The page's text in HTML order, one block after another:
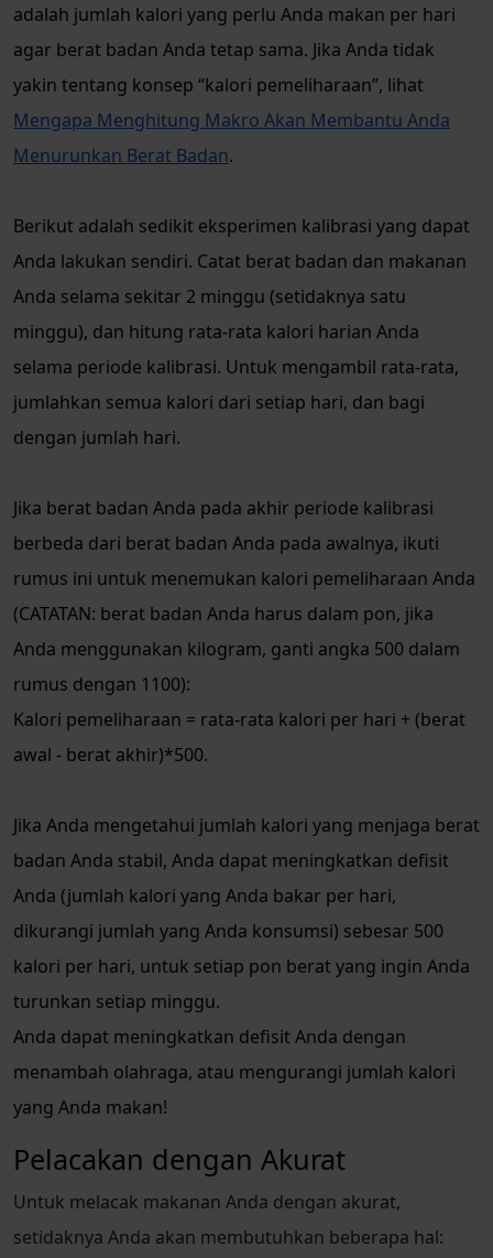
adalah jumlah kalori yang perlu Anda makan per hari
agar berat badan Anda tetap sama. Jika Anda tidak
yakin tentang konsep “kalori pemeliharaan”, lihat
Mengapa Menghitung Makro Akan Membantu Anda
Menurunkan Berat Badan.
Berikut adalah sedikit eksperimen kalibrasi yang dapat
Anda lakukan sendiri. Catat berat badan dan makanan
Anda selama sekitar 2 minggu (setidaknya satu
minggu), dan hitung rata-rata kalori harian Anda
selama periode kalibrasi. Untuk mengambil rata-rata,
jumlahkan semua kalori dari setiap hari, dan bagi
dengan jumlah hari.
Jika berat badan Anda pada akhir periode kalibrasi
berbeda dari berat badan Anda pada awalnya, ikuti
rumus ini untuk menemukan kalori pemeliharaan Anda
(CATATAN: berat badan Anda harus dalam pon, jika
Anda menggunakan kilogram, ganti angka 500 dalam
rumus dengan 1100):
Kalori pemeliharaan = rata-rata kalori per hari + (berat
awal - berat akhir)*500.
Jika Anda mengetahui jumlah kalori yang menjaga berat
badan Anda stabil, Anda dapat meningkatkan defisit
Anda (jumlah kalori yang Anda bakar per hari,
dikurangi jumlah yang Anda konsumsi) sebesar 500
kalori per hari, untuk setiap pon berat yang ingin Anda
turunkan setiap minggu.
Anda dapat meningkatkan defisit Anda dengan
menambah olahraga, atau mengurangi jumlah kalori
yang Anda makan!
Pelacakan dengan Akurat
Untuk melacak makanan Anda dengan akurat,
setidaknya Anda akan membutuhkan beberapa hal: